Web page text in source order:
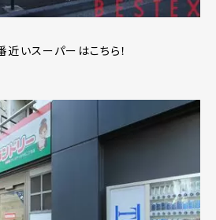
いスーパーはこちら！